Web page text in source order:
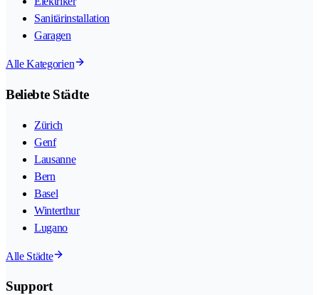
Sanitärinstallation
Garagen
Alle Kategorien
Beliebte Städte
Zürich
Genf
Lausanne
Bern
Basel
Winterthur
Lugano
Alle Städte
Support